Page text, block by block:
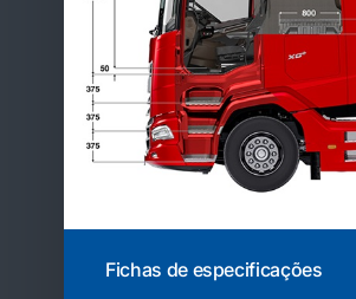
Fichas de especificações